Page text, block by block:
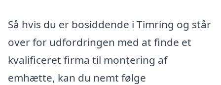
Så hvis du er bosiddende i Timring og står
over for udfordringen med at finde et
kvalificeret firma til montering af
emhætte, kan du nemt følge